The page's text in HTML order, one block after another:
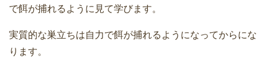
で餌が捕れるように見て学びます。
実質的な巣立ちは自力で餌が捕れるようになってからにな
ります。